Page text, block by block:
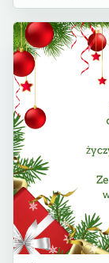
szkoły.
świętach,